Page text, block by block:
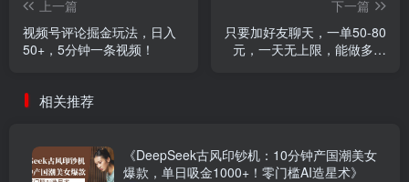
上一篇
视频号评论掘金玩法，日入
50+，5分钟一条视频！
下一篇
只要加好友聊天，一单50-80
元，一天无上限，能做多少
相关推荐
《DeepSeek古风印钞机：10分钟产国潮美女
爆款，单日吸金1000+！零门槛AI造星术》